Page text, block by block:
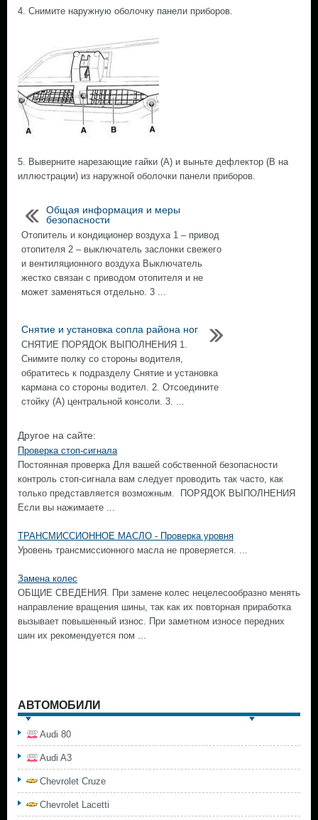
4. Снимите наружную оболочку панели приборов.
5. Выверните нарезающие гайки (А) и выньте дефлектор (В на
иллюстрации) из наружной оболочки панели приборов.
Общая информация и меры
безопасности
Отопитель и кондиционер воздуха 1 – привод
отопителя 2 – выключатель заслонки свежего
и вентиляционного воздуха Выключатель
жестко связан с приводом отопителя и не
может заменяться отдельно. 3 ...
Снятие и установка сопла района ног
СНЯТИЕ ПОРЯДОК ВЫПОЛНЕНИЯ 1.
Снимите полку со стороны водителя,
обратитесь к подразделу Снятие и установка
кармана со стороны водител. 2. Отсоедините
стойку (А) центральной консоли. 3. ...
Другое на сайте:
Проверка стоп-сигнала
Постоянная проверка Для вашей собственной безопасности
контроль стоп-сигнала вам следует проводить так часто, как
только представляется возможным. ПОРЯДОК ВЫПОЛНЕНИЯ
Если вы нажимаете ...
ТРАНСМИССИОННОЕ МАСЛО - Проверка уровня
Уровень трансмиссионного масла не проверяется. ...
Замена колес
ОБЩИЕ СВЕДЕНИЯ. При замене колес нецелесообразно менять
направление вращения шины, так как их повторная приработка
вызывает повышенный износ. При заметном износе передних
шин их рекомендуется пом ...
АВТОМОБИЛИ
Audi 80
Audi A3
Chevrolet Cruze
Chevrolet Lacetti